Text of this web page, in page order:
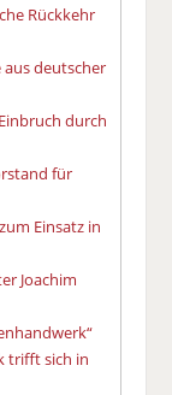
Rückkehr
aus deutscher
durch
für
Einsatz in
Joachim
trifft sich in